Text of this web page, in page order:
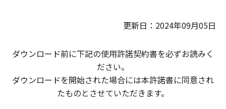
更新日：2024年09月05日
ダウンロード前に下記の使用許諾契約書を必ずお読みく
ださい。
ダウンロードを開始された場合には本許諾書に同意され
たものとさせていただきます。